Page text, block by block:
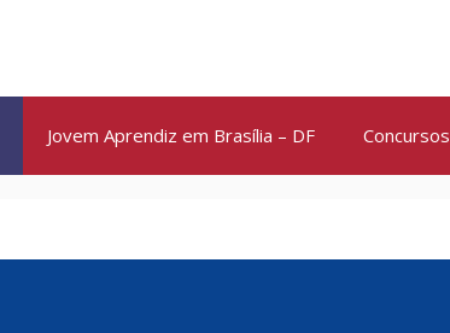
Jovem Aprendiz em Brasília – DF Concursos